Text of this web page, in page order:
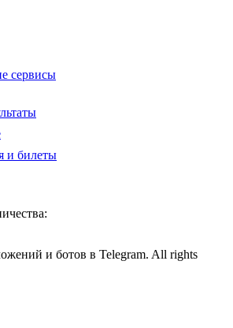
сервисы
и билеты
и ботов в Telegram. All rights